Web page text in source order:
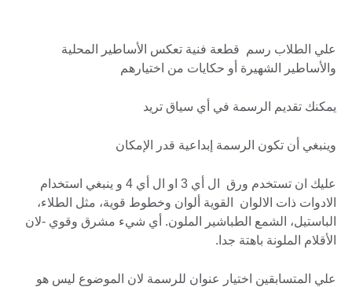
علي الطلاب رسم قطعة فنية تعكس الأساطير المحلية
والأساطير الشهيرة أو حكايات من اختيارهم
يمكنك تقديم الرسمة في أي سياق تريد
وينبغي أن تكون الرسمة إبداعية قدر الإمكان
عليك ان تستخدم ورق ال أي 3 او ال أي 4 و ينبغي استخدام
الادوات ذات الالوان القوية ألوان وخطوط قوية، مثل الطلاء،
الباستيل، الشمع الطباشير الملون. أي شيء مشرق وقوي -لان
الأقلام الملونة باهتة جدا.
علي المتسابقين اختيار عنوان للرسمة لان الموضوع ليس هو